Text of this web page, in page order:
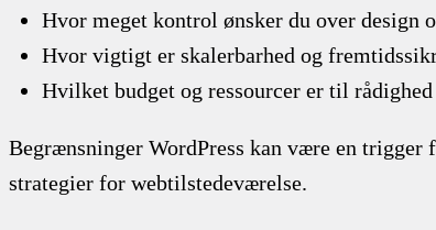
Hvor meget kontrol ønsker du over design
Hvor vigtigt er skalerbarhed og
Hvilket budget og ressourcer er til
Begrænsninger WordPress kan være en trigger
strategier for webtilstedeværelse.